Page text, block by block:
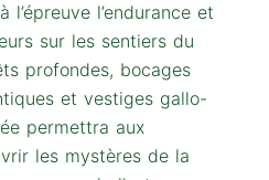
l’endurance et
sur les sentiers du
profondes, bocages
et vestiges gallo-
permettra aux
les mystères de la